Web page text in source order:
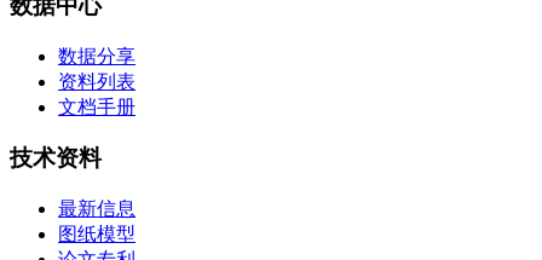
数据中心
数据分享
资料列表
文档手册
技术资料
最新信息
图纸模型